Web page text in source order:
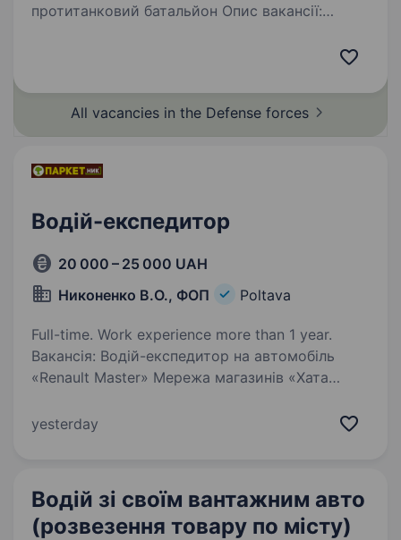
протитанковий батальйон Опис вакансії:
з переформуванням, шукає відповідального
водія-електрика. Ваша роль…
All vacancies in the Defense forces
Водій-експедитор
20 000 – 25 000 UAH
Никоненко В.О., ФОП
Poltava
Full-time. Work experience more than 1 year.
Вакансія: Водій-експедитор на автомобіль
«Renault Master» Мережа магазинів «Хата
продажу дверей та покриттів для підлоги
yesterday
Водій зі своїм вантажним авто
(розвезення товару по місту)